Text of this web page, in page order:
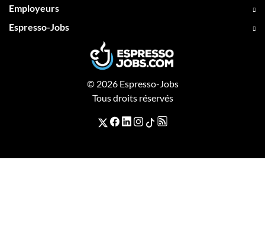
Employeurs
Espresso-Jobs
© 2026 Espresso-Jobs
Tous droits réservés